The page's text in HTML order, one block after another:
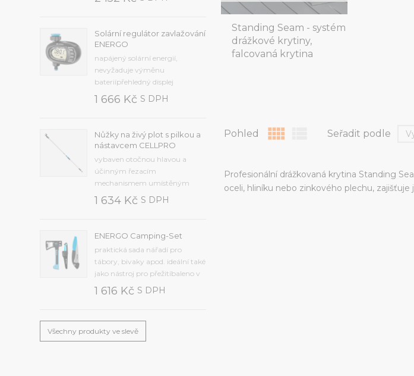
přehnutífunkční skládací klika s
základna koleček zajišťuje
snadný a stabilní
pohodlnou...
Solární regulátor zavlažování
ENERGO
napájený solární energií,
nevyžaduje výměnu
bateriípřehledný displej
usnadňuje
programováníautomatické a
dobyintuitivní zavlažování:
Frekvence od 2 minut do 7 dnů,
zpoždění od 12 hodin do 7...
1 666 Kč S DPH
Nůžky na živý plot s pilkou a
nástavcem CELLPRO
vybaven otočnou hlavou a
účinným řezacím
mechanismem umístěným
uvnitř přístrojesekací nůž z
kvalitní kalené oceli,
vyrobena z odolného
plastupřídavná pilka na řezání
větvímaximální průměr řezu 25
mm, hmotnost 1,2 kg, délka...
1 634 Kč S DPH
ENERGO Camping-Set
praktická sada nářadí pro
tábory, bivaky apod. ideální také
jako nástroj pro přežitíbaleno v
krabiciSada obsahuje
kvalitní:univerzální nůž (40-
(41-001)skládací pilku (41-041).
1 616 Kč S DPH
Všechny produkty ve slevě
Standing Seam - systém
drážkové krytiny,
falcovaná krytina
Pohled  Seřadit podle
Profesionální drážkovaná krytina Standing
oceli, hliníku nebo zinkového plechu,